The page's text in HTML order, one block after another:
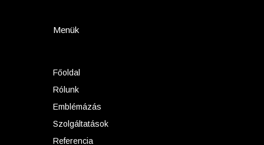
Menük
Főoldal
Rólunk
Emblémázás
Szolgáltatások
Referencia